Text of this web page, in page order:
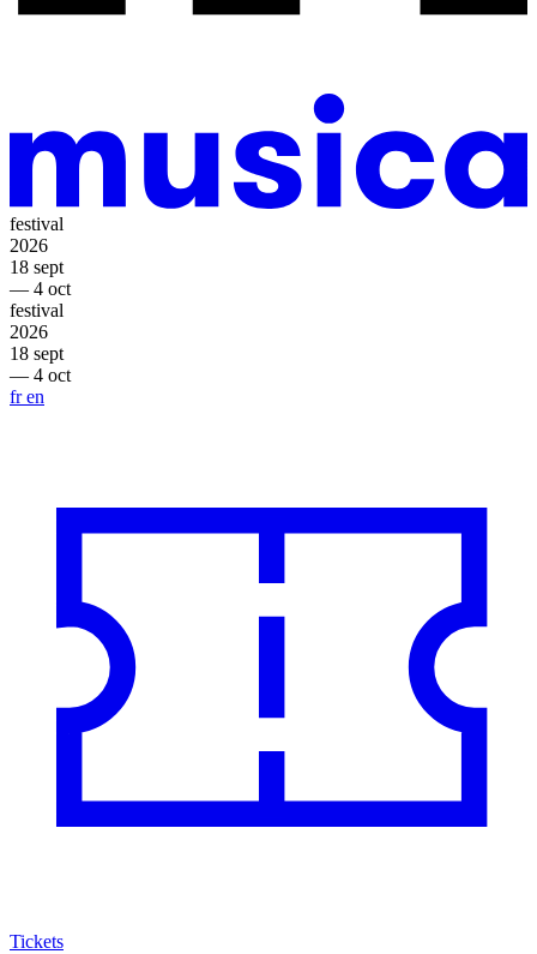
festival
2026
18 sept
— 4 oct
festival
2026
18 sept
— 4 oct
fren
Tickets